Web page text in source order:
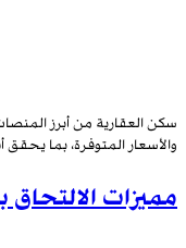
سكن العقارية من أبرز
والأسعار المتوفرة، بما
مميزات